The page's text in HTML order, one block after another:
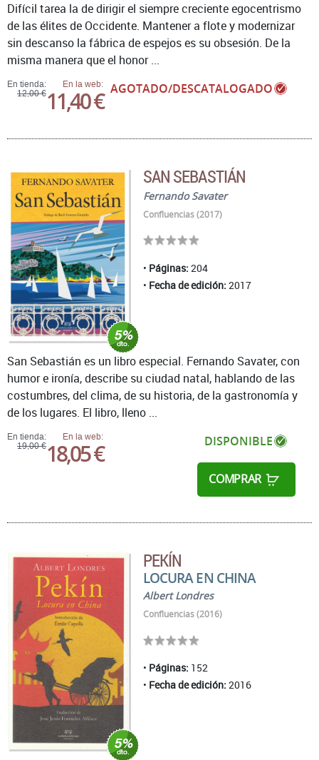
En tienda:
12,00 €
En la web:
11,40 € AGOTADO/DESCATALOGADO
Difícil tarea la de dirigir el siempre creciente egocentrismo
de las élites de Occidente. Mantener a flote y modernizar
sin descanso la fábrica de espejos es su obsesión. De la
misma manera que el honor ...
SAN SEBASTIÁN
Fernando Savater
Confluencias (2017)
Páginas: 204
Fecha de edición: 2017
En tienda:
19,00 €
En la web:
18,05 € DISPONIBLE
COMPRAR
San Sebastián es un libro especial. Fernando Savater, con
humor e ironía, describe su ciudad natal, hablando de las
costumbres, del clima, de su historia, de la gastronomía y
de los lugares. El libro, lleno ...
PEKÍN
LOCURA EN CHINA
Albert Londres
Confluencias (2016)
Páginas: 152
Fecha de edición: 2016